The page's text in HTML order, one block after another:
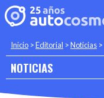
Inicio >Editorial >Noticias >
NOTICIAS